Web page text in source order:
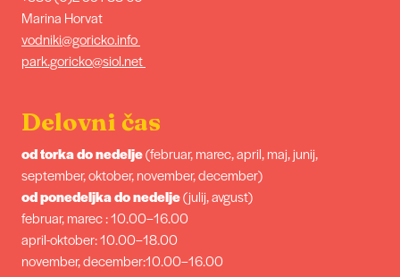
Marina Horvat
vodniki@goricko.info
park.goricko@siol.net
Delovni čas
od torka do nedelje(februar, marec, april, maj, junij,
september, oktober, november, december)
od ponedeljka do nedelje(julij, avgust)
februar, marec : 10.00–16.00
april-oktober: 10.00–18.00
november, december:10.00–16.00